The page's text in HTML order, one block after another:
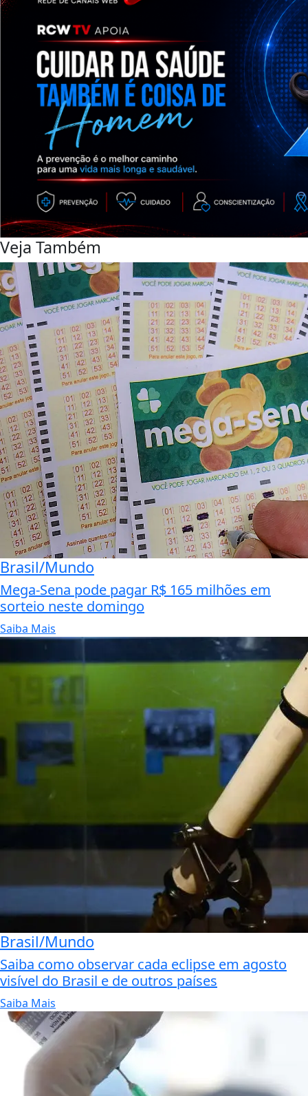
Veja Também
Brasil/Mundo
Mega-Sena pode pagar R$ 165 milhões em
sorteio neste domingo
Saiba Mais
Brasil/Mundo
Saiba como observar cada eclipse em agosto
visível do Brasil e de outros países
Saiba Mais